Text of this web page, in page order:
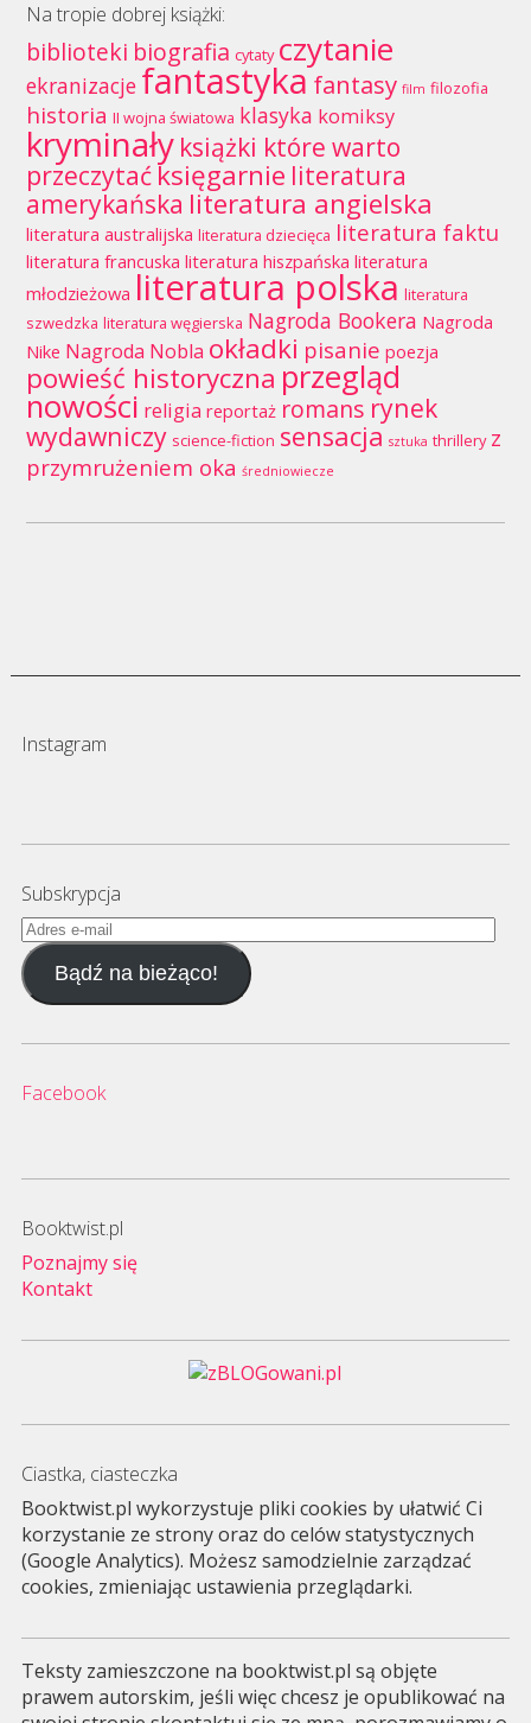
Na tropie dobrej książki:
biblioteki biografia cytaty czytanie
ekranizacje fantastykafantasy film filozofia
historia II wojna światowa klasyka komiksy
kryminały książki które warto
przeczytaćksięgarnie literatura
amerykańska literatura angielska
literatura australijska literatura dziecięca literatura faktu
literatura francuska literatura hiszpańska literatura
młodzieżowa literatura polska literatura
szwedzka literatura węgierska Nagroda Bookera Nagroda
Nike Nagroda Nobla okładki pisanie poezja
powieść historyczna przegląd
nowości religia reportaż romans rynek
wydawniczy science-fiction sensacja sztuka thrillery z
przymrużeniem oka średniowiecze
Instagram
Subskrypcja
Adres
e-
mailBądź na bieżąco!
Facebook
Booktwist.pl
Poznajmy się
Kontakt
Ciastka, ciasteczka
Booktwist.pl wykorzystuje pliki cookies by ułatwić Ci
korzystanie ze strony oraz do celów statystycznych
(Google Analytics). Możesz samodzielnie zarządzać
cookies, zmieniając ustawienia przeglądarki.
Teksty zamieszczone na booktwist.pl są objęte
prawem autorskim, jeśli więc chcesz je opublikować na